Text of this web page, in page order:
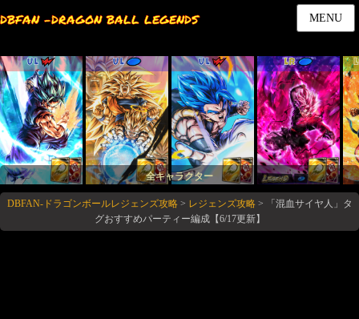
DBFAN -DRAGON BALL LEGENDS MENU
UL UL UL LR
全キャラクター
DBFAN-ドラゴンボールレジェンズ攻略> レジェンズ攻略>
「混血サイヤ人」タ
グおすすめパーティー編成【6/17更新】